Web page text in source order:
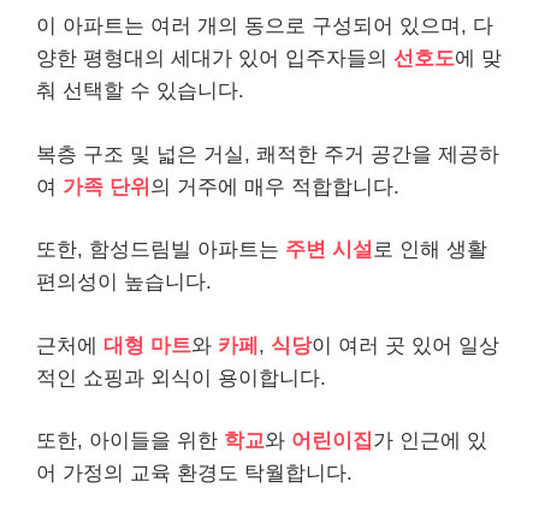
이 아파트는 여러 개의 동으로 구성되어 있으며, 다
양한 평형대의 세대가 있어 입주자들의 선호도에 맞
춰 선택할 수 있습니다.
복층 구조 및 넓은 거실, 쾌적한 주거 공간을 제공하
여 가족 단위 의 거주에 매우 적합합니다.
또한, 함성드림빌 아파트는 주변 시설로 인해 생활
편의성이 높습니다.
근처에 대형 마트와 카페 , 식당이 여러 곳 있어 일상
적인 쇼핑과 외식이 용이합니다.
또한, 아이들을 위한 학교와 어린이집가 인근에 있
어 가정의 교육 환경도 탁월합니다.